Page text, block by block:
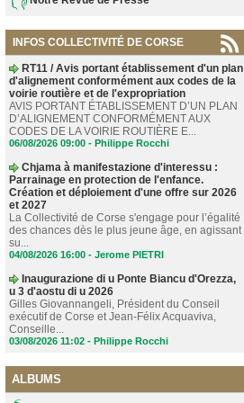
INFOS COLLECTIVITÉ DE CORSE
RT11 / Avis portant établissement d'un plan
d'alignement conformément aux codes de la
voirie routière et de l'expropriation
AVIS PORTANT ÉTABLISSEMENT D’UN PLAN
D’ALIGNEMENT CONFORMÉMENT AUX
CODES DE LA VOIRIE ROUTIÈRE E...
06/08/2026 09:00 - Philippe Rocchi
Chjama à manifestazione d'interessu :
Parrainage en protection de l'enfance.
Création et déploiement d'une offre sur 2026
et 2027
La Collectivité de Corse s'engage pour l’égalité
des chances dès le plus jeune âge, en agissant
su...
04/08/2026 16:00 - Jerome PIETRI
Inaugurazione di u Ponte Biancu d'Orezza,
u 3 d'aostu di u 2026
Gilles Giovannangeli, Président du Conseil
exécutif de Corse et Jean-Félix Acquaviva,
Conseille...
03/08/2026 11:02 - Philippe Rocchi
ALBUMS